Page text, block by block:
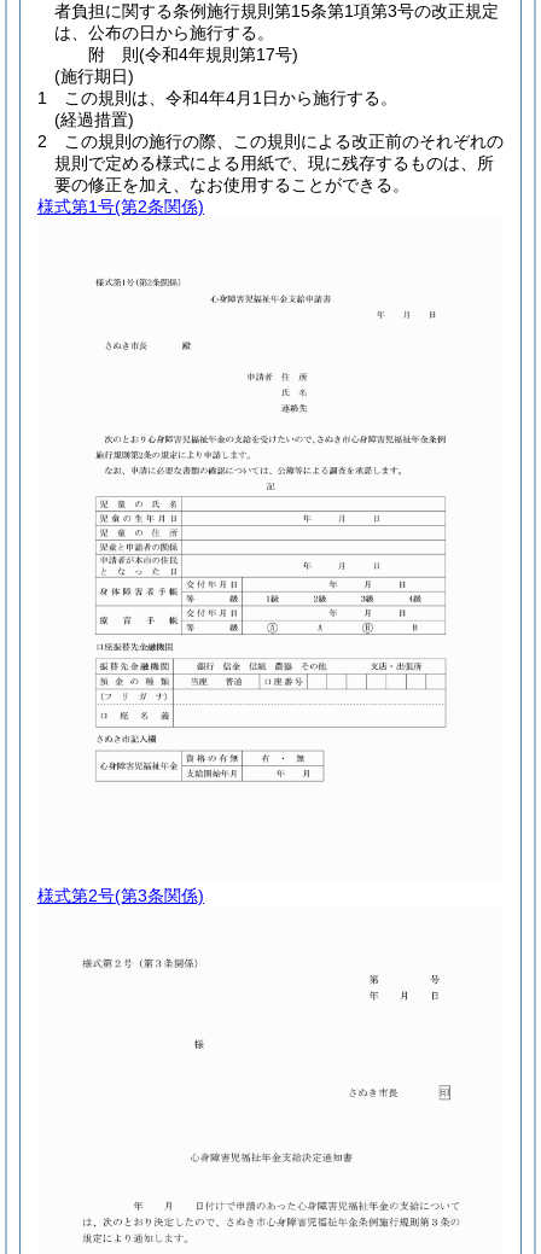
者負担に関する条例施行規則第15条第1項第3号の改正規定
は、公布の日から施行する。
附 則(令和4年規則第17号)
(施行期日)
1
この規則は、令和4年4月1日から施行する。
(経過措置)
2
この規則の施行の際、この規則による改正前のそれぞれの
規則で定める様式による用紙で、現に残存するものは、所
要の修正を加え、なお使用することができる。
様式第1号(第2条関係)
様式第2号(第3条関係)